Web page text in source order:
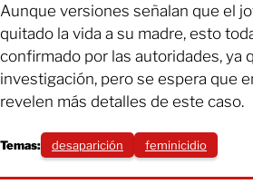
Aunque versiones señalan que el
quitado la vida a su madre, esto
confirmado por las autoridades, ya
investigación, pero se espera que
revelen más detalles de este caso.
Temas: desaparición feminicidio